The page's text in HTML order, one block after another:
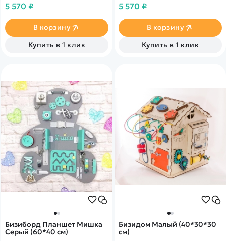
5 570 ₽
В корзину
Купить в 1 клик
5 570 ₽
В корзину
Купить в 1 клик
Бизиборд Планшет Мишка
Серый (60*40 см)
Бизидом Малый (40*30*30
см)